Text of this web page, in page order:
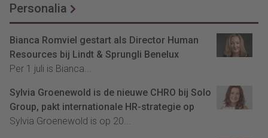
Personalia
Bianca Romviel gestart als Director Human
Resources bij Lindt & Sprungli Benelux
Per 1 juli is Bianca...
Sylvia Groenewold is de nieuwe CHRO bij Solo
Group, pakt internationale HR-strategie op
Sylvia Groenewold is op 20...